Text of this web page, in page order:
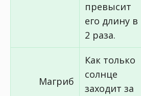
превысит
его длину в
2 раза.
Магриб
Как только
солнце
заходит за